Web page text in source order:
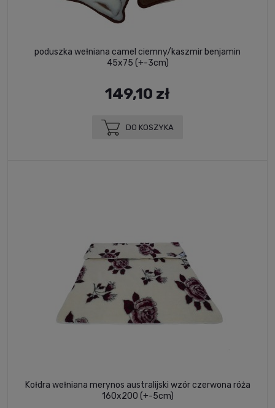
poduszka wełniana camel ciemny/kaszmir benjamin
45x75 (+-3cm)
149,10 zł
DO KOSZYKA
Kołdra wełniana merynos australijski wzór czerwona róża
160x200 (+-5cm)